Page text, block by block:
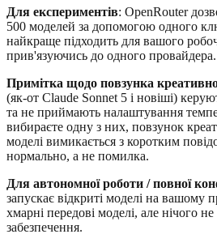
Для експериментів: OpenRouter
500 моделей за допомогою одного
найкраще підходить для вашого
прив'язуючись до одного провайдера.
Примітка щодо повзунка
(як-от Claude Sonnet 5 і новіші)
та не приймають налаштування
вибираєте одну з них, повзунок
моделі вимикається з коротким
нормально, а не помилка.
Для автономної роботи / повної
запускає відкриті моделі на вашому
хмарні передові моделі, але нічого
забезпечення.